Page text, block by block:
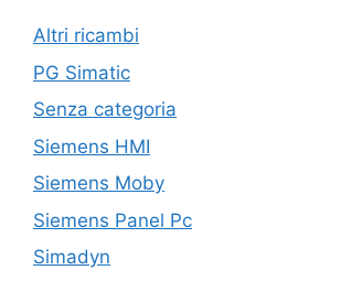
Altri ricambi
PG Simatic
Senza categoria
Siemens HMI
Siemens Moby
Siemens Panel Pc
Simadyn